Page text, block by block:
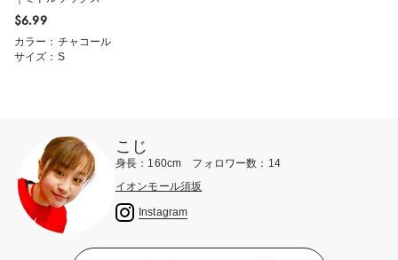
$‌6.99
カラー：チャコール
サイズ：S
こじ
身長：160cm フォロワー数：14
イオンモール須坂
Instagram